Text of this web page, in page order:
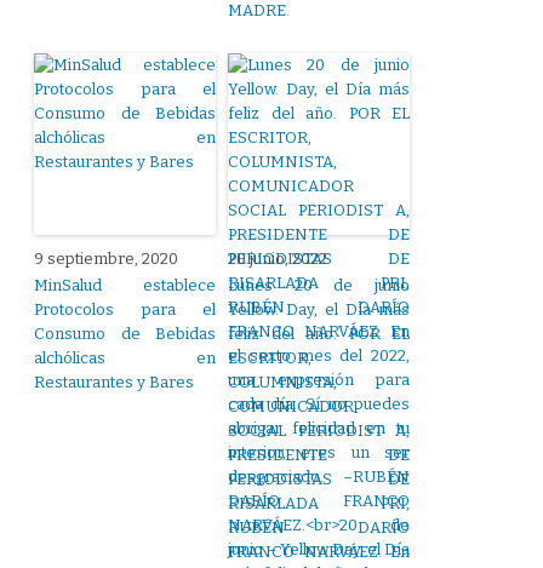
MADRE.
9 septiembre, 2020
MinSalud establece
Protocolos para el
Consumo de Bebidas
alchólicas en
Restaurantes y Bares
20 junio, 2022
Lunes 20 de junio
Yellow. Day, el Día más
feliz del año. POR EL
ESCRITOR,
COLUMNISTA,
COMUNICADOR
SOCIAL PERIODIST A,
PRESIDENTE DE
PERIODISTAS DE
RISARLADA PRI,
RUBÉN DARÍO
FRANCO NARVÁEZ. En